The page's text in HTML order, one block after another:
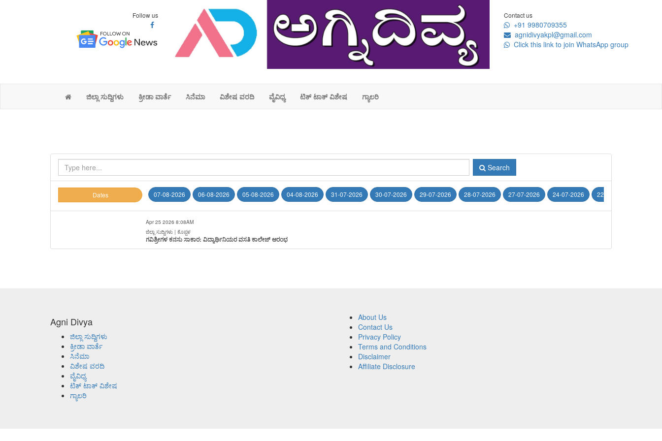
Follow us Contact us
+91 9980709355
agnidivyakpl@gmail.com
Click this link to join WhatsApp group
ಜಿಲ್ಲಾ ಸುದ್ದಿಗಳು ಕ್ರೀಡಾ ವಾರ್ತೆ ಸಿನೆಮಾ ವಿಶೇಷ ವರದಿ ವೈವಿಧ್ಯ ಟಿಕ್ ಟಾಕ್ ವಿಶೇಷ ಗ್ಯಾಲರಿ
Search
Dates 07-08-2026 06-08-2026 05-08-2026 04-08-2026 31-07-2026 30-07-2026 29-07-2026 28-07-2026 27-07-2026 24-07-2026 22-07-2026
Apr 25 2026 8:08AM
ಜಿಲ್ಲಾ ಸುದ್ದಿಗಳು | ಕೊಪ್ಪಳ
ಗವಿಶ್ರೀಗಳ ಕನಸು ಸಾಕಾರ: ವಿದ್ಯಾರ್ಥಿನಿಯರ ವಸತಿ ಕಾಲೇಜ್ ಆರಂಭ
Agni Divya
ಜಿಲ್ಲಾ ಸುದ್ದಿಗಳು
ಕ್ರೀಡಾ ವಾರ್ತೆ
ಸಿನೆಮಾ
ವಿಶೇಷ ವರದಿ
ವೈವಿಧ್ಯ
ಟಿಕ್ ಟಾಕ್ ವಿಶೇಷ
ಗ್ಯಾಲರಿ
About Us
Contact Us
Privacy Policy
Terms and Conditions
Disclaimer
Affiliate Disclosure